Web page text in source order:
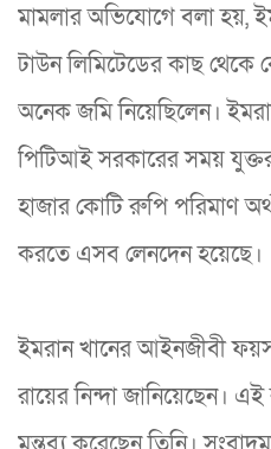
মামলার অভিযোগে বলা হয়,
টাউন লিমিটেডের কাছ
অনেক জমি নিয়েছিলেন।
পিটিআই সরকারের সময়
হাজার কোটি রুপি পরিমাণ
করতে এসব লেনদেন হয়েছে।
ইমরান খানের আইনজীবী
রায়ের নিন্দা জানিয়েছেন।